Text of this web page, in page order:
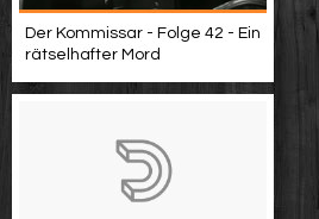
Der Kommissar - Folge 42 - Ein
rätselhafter Mord